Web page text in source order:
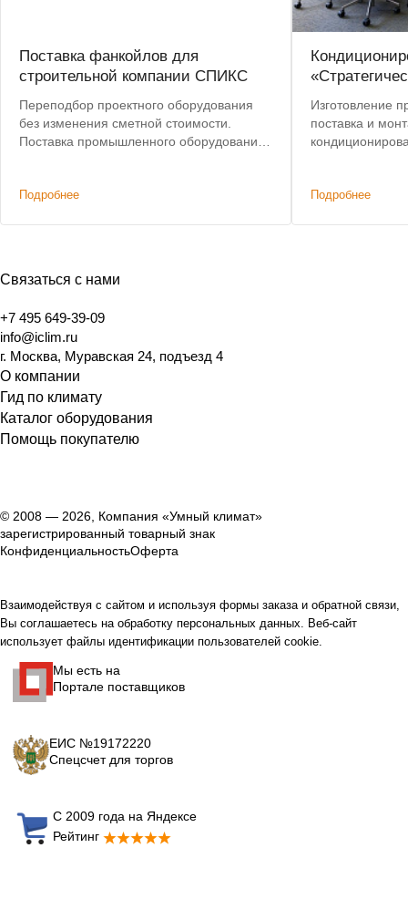
Поставка фанкойлов для
строительной компании СПИКС
Переподбор проектного оборудования
без изменения сметной стоимости.
Поставка промышленного оборудования
Подробнее
Изготовление
поставка и
Подробнее
Связаться с нами
+7 495 649-39-09
info@iclim.ru
г. Москва, Муравская 24, подъезд 4
О компании
Гид по климату
Каталог оборудования
Помощь покупателю
© 2008 — 2026, Компания «Умный климат»
зарегистрированный товарный знак
КонфиденциальностьОферта
Взаимодействуя с сайтом и используя формы заказа и обратной связи,
Вы соглашаетесь на обработку персональных данных. Веб-сайт
использует файлы идентификации пользователей cookie.
Мы есть на
Портале поставщиков
ЕИС №19172220
Спецсчет для торгов
С 2009 года на Яндексе
Рейтинг